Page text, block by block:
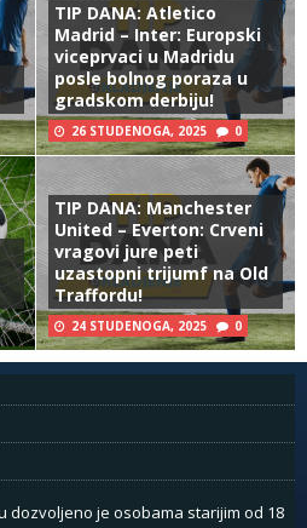
TIP DANA: Atletico
Madrid – Inter: Europski
viceprvaci u Madridu
posle bolnog poraza u
gradskom derbiju!
26 STUDENOGA, 2025 0
TIP DANA: Manchester
United – Everton: Crveni
vragovi jure peti
uzastopni trijumf na Old
Traffordu!
24 STUDENOGA, 2025 0
dozvoljeno je osobama starijim od 18